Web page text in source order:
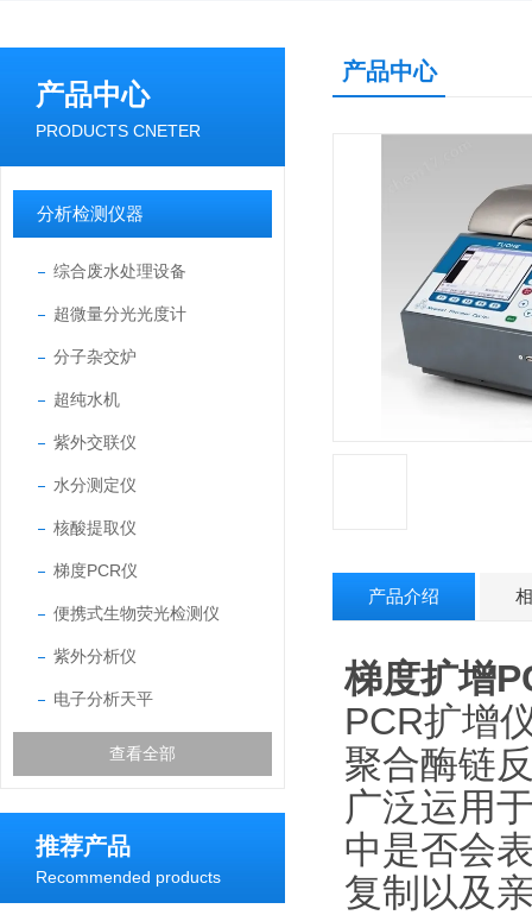
产品中心
PRODUCTS CNETER
分析检测仪器
综合废水处理设备
超微量分光光度计
分子杂交炉
超纯水机
紫外交联仪
水分测定仪
核酸提取仪
梯度PCR仪
便携式生物荧光检测仪
紫外分析仪
电子分析天平
查看全部
推荐产品
Recommended products
产品中心
产品介绍
梯度扩增
PCR扩增
聚合酶链
广泛运用
中是否会
复制以及